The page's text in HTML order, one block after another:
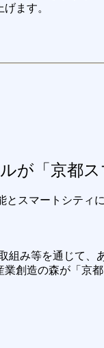
ます。
が「京都
スマートシティ
組み等を通じて
創造の森が「京